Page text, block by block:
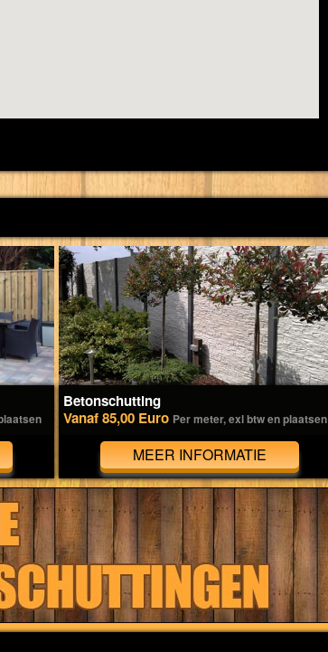
Betonschutting
Vanaf 85,00 Euro Per meter, exl btw en plaatsen
MEER INFORMATIE